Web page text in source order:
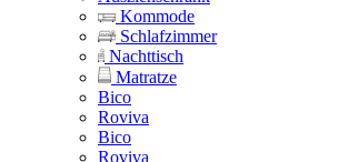
Kommode
Schlafzimmer
Nachttisch
Matratze
Bico
Roviva
Bico
Roviva